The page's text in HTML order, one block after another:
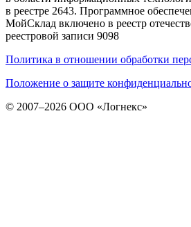
в реестре 2643. Программное
МойСклад включено в реестр
реестровой записи 9098
Политика в отношении обработки
Положение о защите
© 2007–2026 ООО «Логнекс»